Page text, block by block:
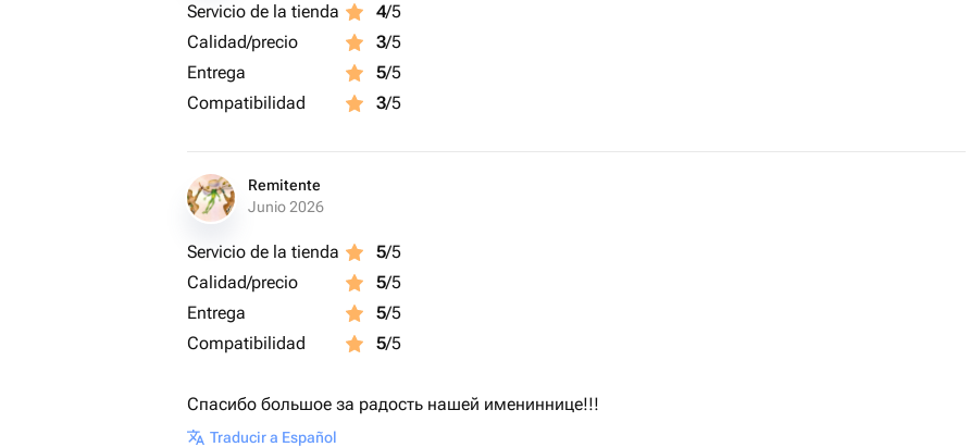
Servicio de la tienda 4/5
Calidad/precio
3/5
Entrega
5/5
Compatibilidad
3/5
Remitente
Junio 2026
Servicio de la tienda 5/5
Calidad/precio
5/5
Entrega
5/5
Compatibilidad
5/5
Спасибо большое за радость нашей имениннице!!!
Traducir a Español